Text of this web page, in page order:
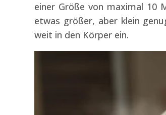
einer Größe von maximal 10
etwas größer, aber klein
weit in den Körper ein.